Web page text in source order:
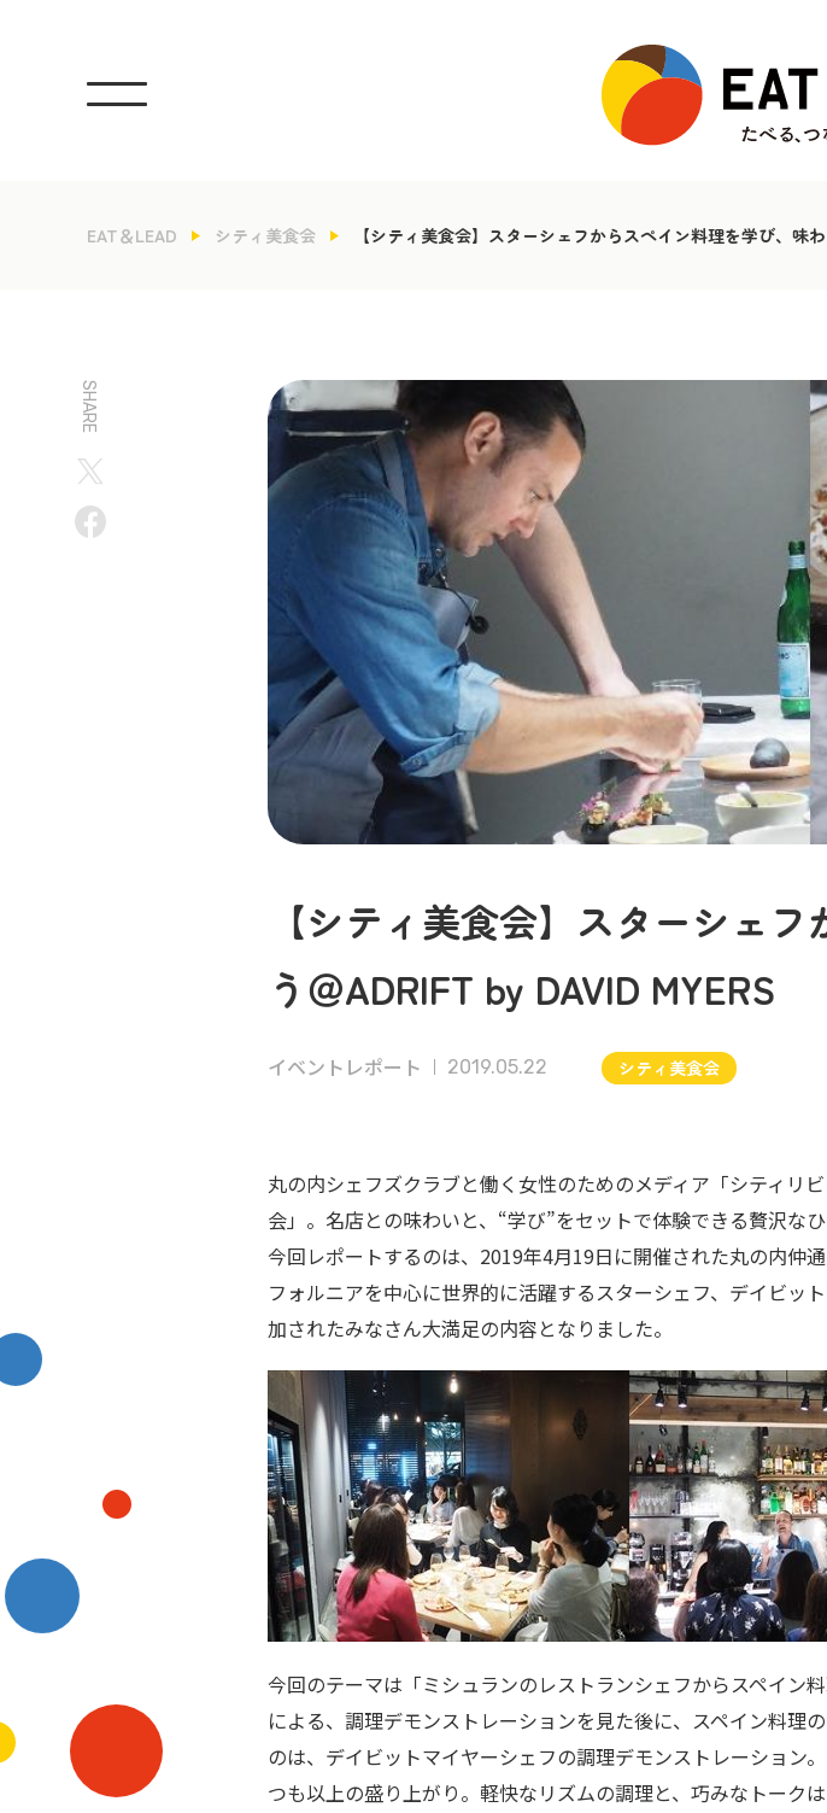
EAT＆LEAD シティ美食会 【シティ美食会】スターシェフからスペイン料理を学び、味
SHARE
【シティ美食会】スターシェ
う＠ADRIFT by DAVID MYERS
イベントレポート 2019.05.22 シティ美食会
丸の内シェフズクラブと働く女性のためのメディア「シティリ
会」。名店との味わいと、“学び”をセットで体験できる贅沢な
今回レポートするのは、2019年4月19日に開催された丸の内仲
フォルニアを中心に世界的に活躍するスターシェフ、デイビッ
加されたみなさん大満足の内容となりました。
今回のテーマは「ミシュランのレストランシェフからスペイン
による、調理デモンストレーションを見た後に、スペイン料理
のは、デイビットマイヤーシェフの調理デモンストレーション
つも以上の盛り上がり。軽快なリズムの調理と、巧みなトーク